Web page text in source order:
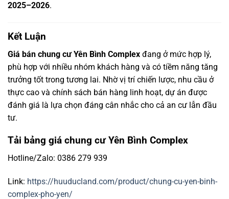
2025–2026.
Kết Luận
Giá bán chung cư Yên Bình Complex đang ở mức hợp lý,
phù hợp với nhiều nhóm khách hàng và có tiềm năng tăng
trưởng tốt trong tương lai. Nhờ vị trí chiến lược, nhu cầu ở
thực cao và chính sách bán hàng linh hoạt, dự án được
đánh giá là lựa chọn đáng cân nhắc cho cả an cư lẫn đầu
tư.
Tải bảng giá chung cư Yên Bình Complex
Hotline/Zalo: 0386 279 939
Link: https://huuducland.com/product/chung-cu-yen-binh-
complex-pho-yen/